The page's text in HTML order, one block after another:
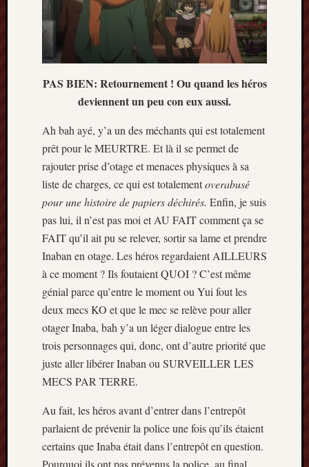
PAS BIEN: Retournement ! Ou quand les héros
deviennent un peu con eux aussi.
Ah bah ayé, y’a un des méchants qui est totalement
prêt pour le MEURTRE. Et là il se permet de
rajouter prise d’otage et menaces physiques à sa
liste de charges, ce qui est totalementoverabusé
pour une histoire de papiers déchirés. Enfin, je suis
pas lui, il n’est pas moi et AU FAIT comment ça se
FAIT qu’il ait pu se relever, sortir sa lame et prendre
Inaban en otage. Les héros regardaient AILLEURS
à ce moment ? Ils foutaient QUOI ? C’est même
génial parce qu’entre le moment ou Yui fout les
deux mecs KO et que le mec se relève pour aller
otager Inaba, bah y’a un léger dialogue entre les
trois personnages qui, donc, ont d’autre priorité que
juste aller libérer Inaban ou SURVEILLER LES
MECS PAR TERRE.
Au fait, les héros avant d’entrer dans l’entrepôt
parlaient de prévenir la police une fois qu’ils étaient
certains que Inaba était dans l’entrepôt en question.
Pourquoi ils ont pas prévenus la police, au final,